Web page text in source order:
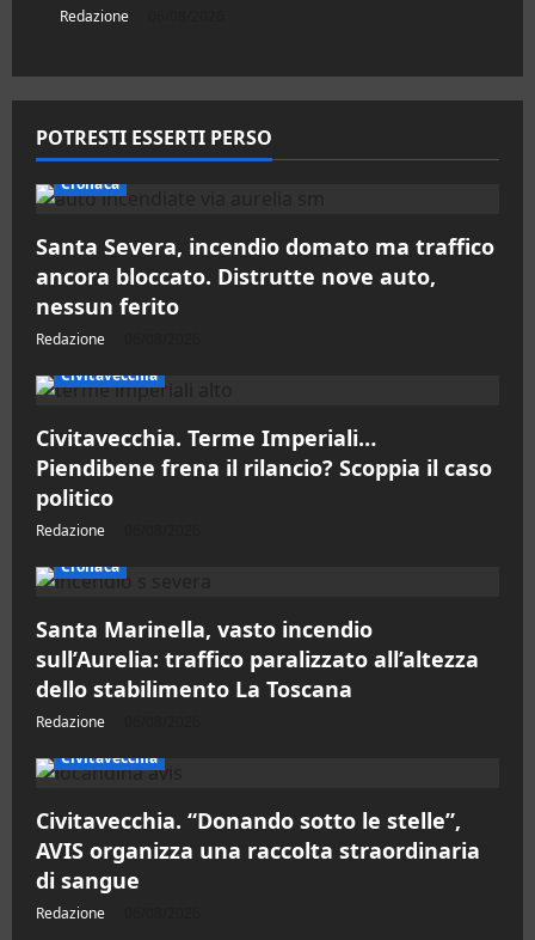
Redazione
POTRESTI ESSERTI PERSO
Cronaca
Santa Severa, incendio domato ma traffico
ancora bloccato. Distrutte nove auto,
nessun ferito
Redazione
Civitavecchia
Civitavecchia. Terme Imperiali…
Piendibene frena il rilancio? Scoppia il caso
politico
Redazione
Cronaca
Santa Marinella, vasto incendio
sull’Aurelia: traffico paralizzato all’altezza
dello stabilimento La Toscana
Redazione
Civitavecchia
Civitavecchia. “Donando sotto le stelle”,
AVIS organizza una raccolta straordinaria
di sangue
Redazione